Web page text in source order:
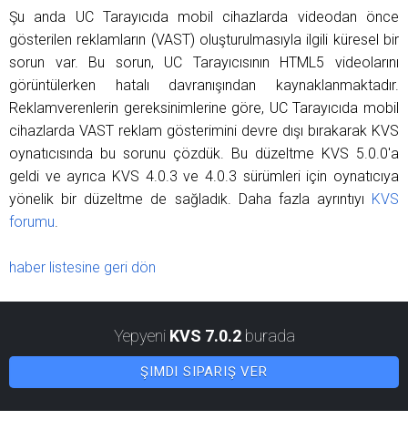
Şu anda UC Tarayıcıda mobil cihazlarda videodan önce
gösterilen reklamların (VAST) oluşturulmasıyla ilgili küresel bir
sorun var. Bu sorun, UC Tarayıcısının HTML5 videolarını
görüntülerken hatalı davranışından kaynaklanmaktadır.
Reklamverenlerin gereksinimlerine göre, UC Tarayıcıda mobil
cihazlarda VAST reklam gösterimini devre dışı bırakarak KVS
oynatıcısında bu sorunu çözdük. Bu düzeltme KVS 5.0.0'a
geldi ve ayrıca KVS 4.0.3 ve 4.0.3 sürümleri için oynatıcıya
yönelik bir düzeltme de sağladık. Daha fazla ayrıntıyı KVS
forumu.
haber listesine geri dön
Yepyeni KVS 7.0.2burada
ŞIMDI SIPARIŞ VER